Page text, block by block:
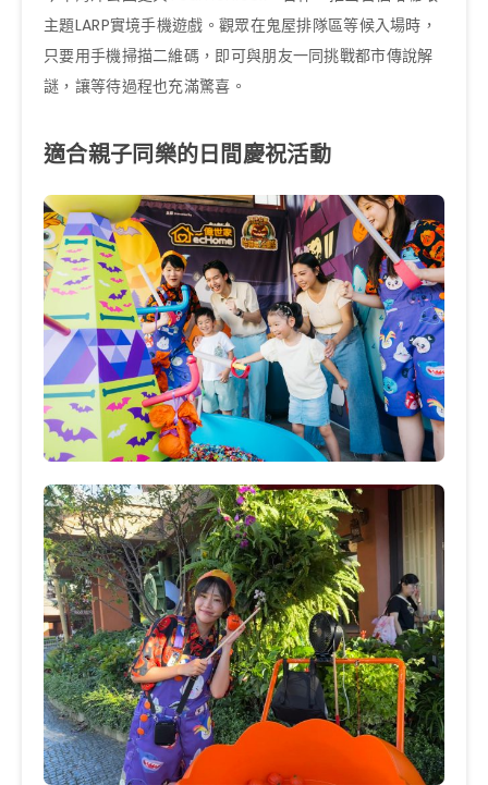
主題LARP實境手機遊戲。觀眾在鬼屋排隊區等候入場時，
只要用手機掃描二維碼，即可與朋友一同挑戰都市傳說解
謎，讓等待過程也充滿驚喜。
適合親子同樂的日間慶祝活動